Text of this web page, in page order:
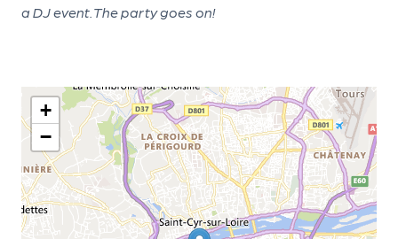
a DJ event. The party goes on!
+
−
i
t
e
u
r